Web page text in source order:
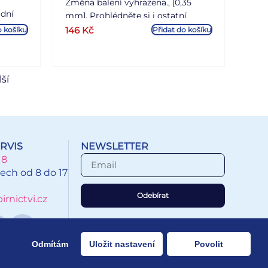
košíku
Změna balení vyhrazena., [0,35
mm], Prohlédněte si i ostatní
produkty z rodiny FriXion.
146 Kč Přidat do košíku
od 8 do 17
NEWSLETTER
Odebírat
Odmítám Uložit nastavení Povolit